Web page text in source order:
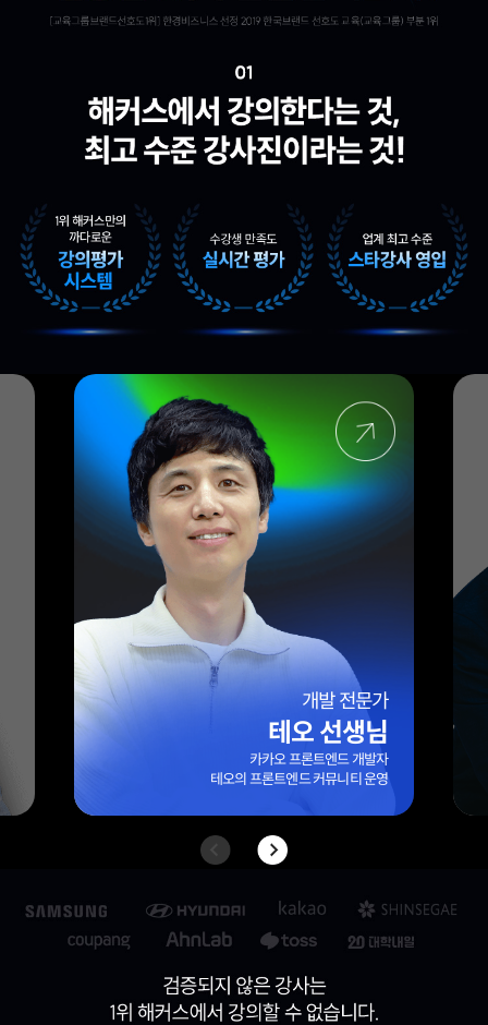
엑셀 전문가
엑셀마왕(임규범) 선생님
대기업/외국계 기업 10년 이상 실무 경력
42만 팔로워 보유
엑셀 전문 블로그 ‘엑셀마왕’ 운영자